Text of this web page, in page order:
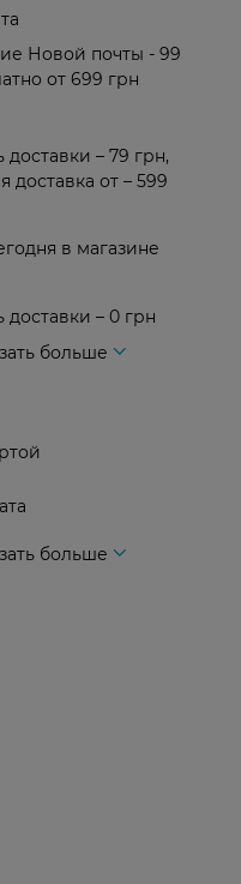
Новой почты - 99
от 699 грн
доставки – 79 грн,
доставка от – 599
в магазине
доставки – 0 грн
больше
больше